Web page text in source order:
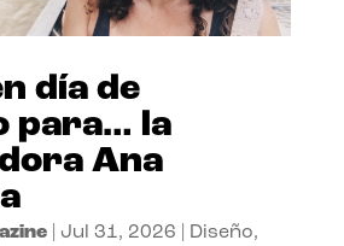
día de
para… la
Ana
| Jul 31, 2026 Diseño,